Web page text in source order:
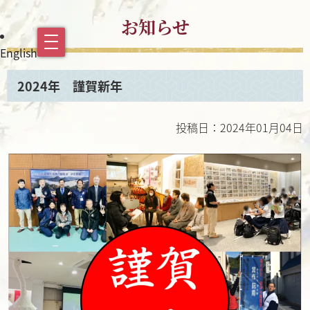
English
お知らせ
2024年 謹賀新年
投稿日：2024年01月04日